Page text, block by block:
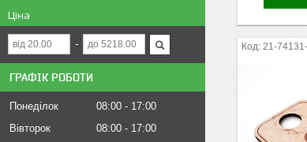
Ціна
ГРАФІК РОБОТИ
Понеділок 08:00
17:00
Вівторок
08:00
17:00
21-